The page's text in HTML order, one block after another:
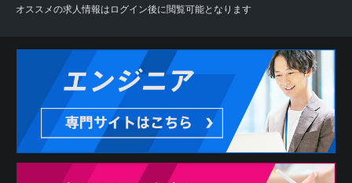
オススメの求人情報はログイン後に閲覧可能となります